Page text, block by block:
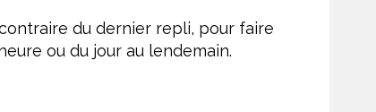
du dernier repli, pour faire
ou du jour au lendemain.